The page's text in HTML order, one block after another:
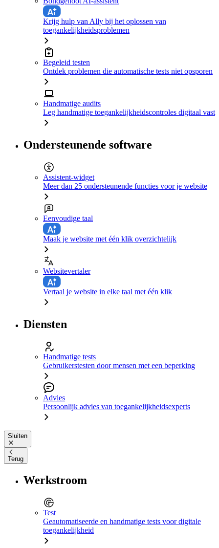
Krijg hulp van Ally bij het oplossen van
toegankelijkheidsproblemen
Begeleid testen
Ontdek problemen die automatische tests niet opsporen
Handmatige audits
Leg handmatige toegankelijkheidscontroles digitaal vast
Ondersteunende software
Assistent-widget
Meer dan 25 ondersteunende functies voor je website
Eenvoudige taal
Maak je website met één klik overzichtelijk
Websitevertaler
Vertaal je website in elke taal met één klik
Diensten
Handmatige tests
Gebruikerstesten door mensen met een beperking
Advies
Persoonlijk advies van toegankelijkheidsexperts
Sluiten
Terug
Werkstroom
Test
Geautomatiseerde en handmatige tests voor digitale
toegankelijkheid